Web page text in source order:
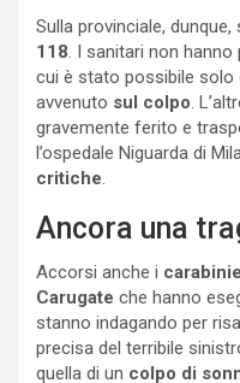
Sulla provinciale,
118. I sanitari non hanno
cui è stato possibile solo
avvenuto sul colpo.
gravemente ferito e
l’ospedale Niguarda di
critiche.
Ancora una
Accorsi anche i
Carugate che hanno
stanno indagando per
precisa del terribile
quella di un colpo di